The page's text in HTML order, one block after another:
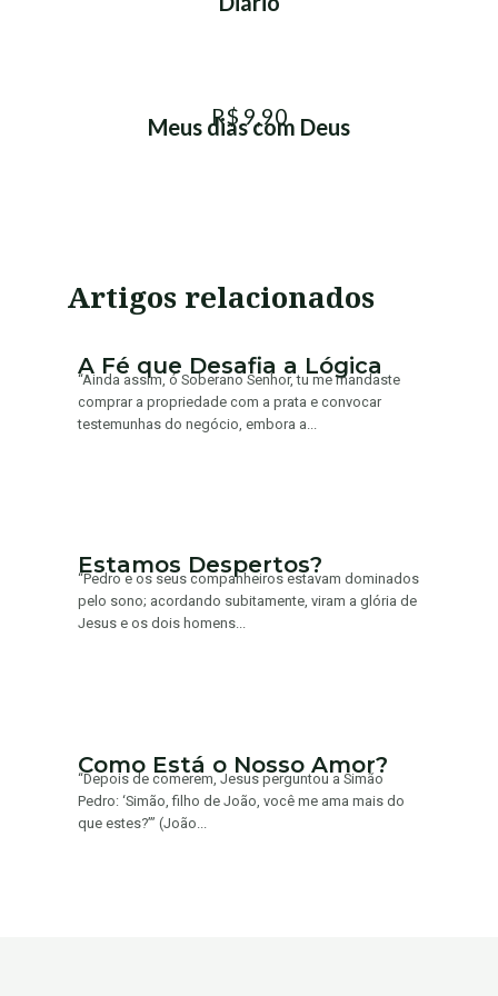
R$ 9,90
Meus dias com Deus
Artigos relacionados
A Fé que Desafia a Lógica
“Ainda assim, ó Soberano Senhor, tu me mandaste
comprar a propriedade com a prata e convocar
testemunhas do negócio, embora a...
Estamos Despertos?
“Pedro e os seus companheiros estavam dominados
pelo sono; acordando subitamente, viram a glória de
Jesus e os dois homens...
Como Está o Nosso Amor?
“Depois de comerem, Jesus perguntou a Simão
Pedro: ‘Simão, filho de João, você me ama mais do
que estes?’” (João...